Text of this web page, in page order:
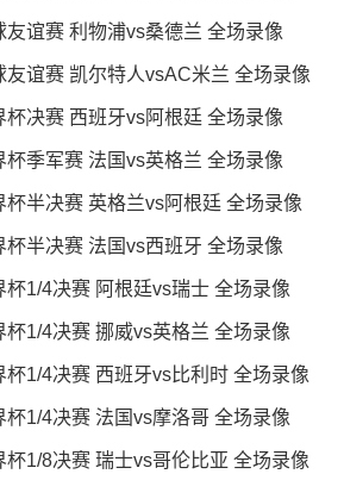
谊赛 利物浦vs桑德兰 全场录像
谊赛 凯尔特人vsAC米兰 全场录像
决赛 西班牙vs阿根廷 全场录像
季军赛 法国vs英格兰 全场录像
半决赛 英格兰vs阿根廷 全场录像
半决赛 法国vs西班牙 全场录像
1/4决赛 阿根廷vs瑞士 全场录像
1/4决赛 挪威vs英格兰 全场录像
1/4决赛 西班牙vs比利时 全场录像
1/4决赛 法国vs摩洛哥 全场录像
1/8决赛 瑞士vs哥伦比亚 全场录像